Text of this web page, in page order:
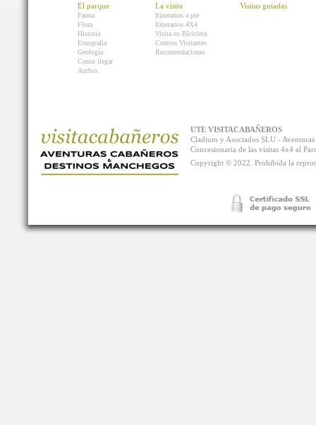
El parque
Fauna
Flora
Historia
Etnografía
Geología
Como llegar
Audios
La visita
Itinerarios a pie
Itinerarios 4X4
Visita en Bicicleta
Centros Visitantes
Recomendaciones
Visitas guiadas
UTE VISITACABAÑEROS
Cladium y Asociados SLU -
Concesionaria de las visitas 4x4 al
Copyright © 2022. Prohibida la